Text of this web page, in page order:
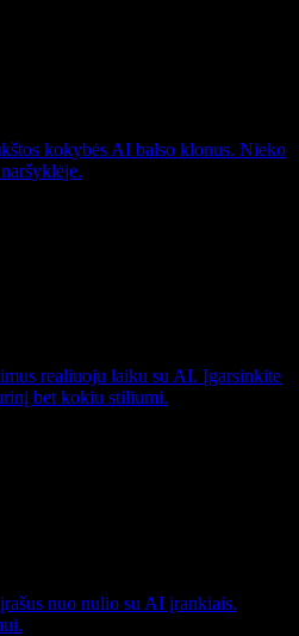
kokybės AI balso klonus. Nieko
realiuoju laiku su AI. Įgarsinkite
bet kokiu stiliumi.
nuo nulio su AI įrankiais.